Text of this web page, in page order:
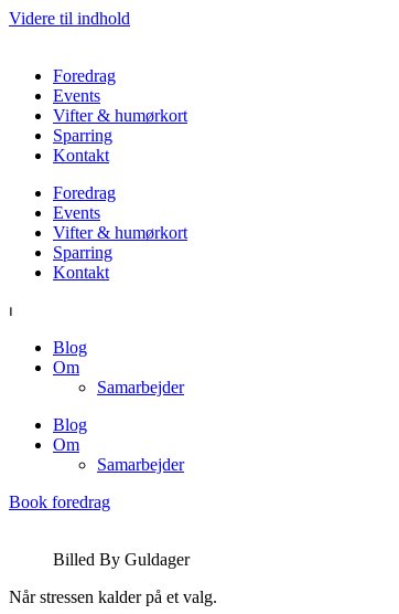
Videre til indhold
Foredrag
Events
Vifter & humørkort
Sparring
Kontakt
Foredrag
Events
Vifter & humørkort
Sparring
Kontakt
⏐
Blog
Om
Samarbejder
Blog
Om
Samarbejder
Book foredrag
Billed By Guldager
Når stressen kalder på et valg.